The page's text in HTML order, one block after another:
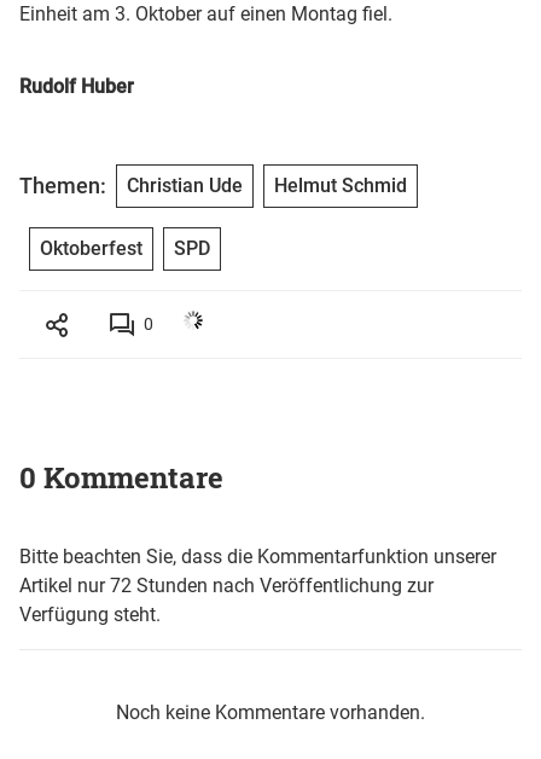
Einheit am 3. Oktober auf einen Montag fiel.
Rudolf Huber
Themen: Christian Ude Helmut Schmid
Oktoberfest SPD
0
0 Kommentare
Bitte beachten Sie, dass die Kommentarfunktion unserer
Artikel nur 72 Stunden nach Veröffentlichung zur
Verfügung steht.
Noch keine Kommentare vorhanden.